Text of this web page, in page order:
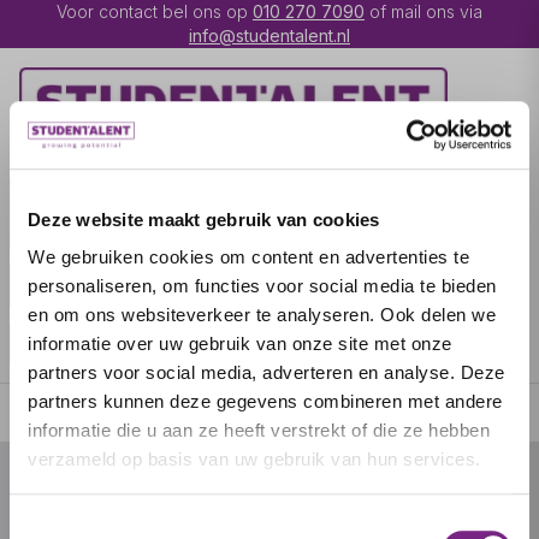
Deze website maakt gebruik van cookies
We gebruiken cookies om content en advertenties te
personaliseren, om functies voor social media te bieden
en om ons websiteverkeer te analyseren. Ook delen we
informatie over uw gebruik van onze site met onze
partners voor social media, adverteren en analyse. Deze
partners kunnen deze gegevens combineren met andere
informatie die u aan ze heeft verstrekt of die ze hebben
verzameld op basis van uw gebruik van hun services.
Voor contact bel ons op 010 270 7090 of mail ons via
info@studentalent.nl
UITZENDKRACHT
IK BEN WERKGEVER OVER STUDENTALENT
SPECIALISATIES